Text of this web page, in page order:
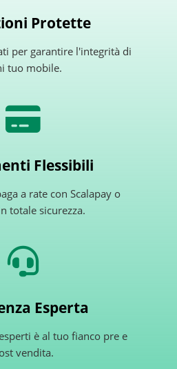
Protette
per garantire l'integrità di
tuo mobile.
Flessibili
a rate con Scalapay o
totale sicurezza.
Esperta
è al tuo fianco pre e
vendita.